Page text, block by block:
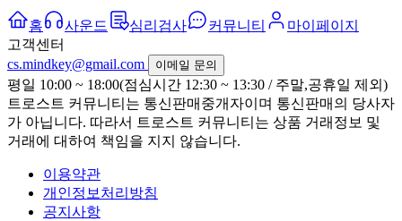
홈 사운드 심리검사 커뮤니티
마이페이지
고객센터
cs.mindkey@gmail.com
이메일 문의
평일 10:00 ~ 18:00(점심시간 12:30 ~ 13:30 / 주말,공휴일 제외)
트로스트 커뮤니티는 통신판매중개자이며 통신판매의 당사자
가 아닙니다. 따라서 트로스트 커뮤니티는 상품 거래정보 및
거래에 대하여 책임을 지지 않습니다.
이용약관
개인정보처리방침
공지사항